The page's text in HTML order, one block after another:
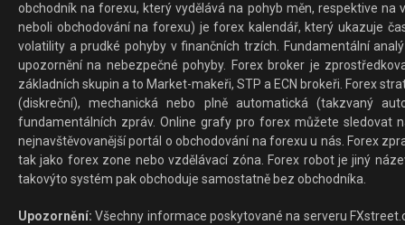
obchodník na forexu, který vydělává na pohyb měn, respektive
neboli obchodování na forexu) je forex kalendář, který ukazuje
volatility a prudké pohyby v finančních trzích. Fundamentální
upozornění na nebezpečné pohyby. Forex broker je
základních skupin a to Market-makeři, STP a ECN brokeři. Forex
(diskreční), mechanická nebo plně automatická (takzvaný
fundamentálních zpráv. Online grafy pro forex můžete sledovat
nejnavštěvovanější portál o obchodování na forexu u nás. Forex
tak jako forex zone nebo vzdělávací zóna. Forex robot je jiný
takovýto systém pak obchoduje samostatně bez obchodníka.
Upozornění: Všechny informace poskytované na serveru